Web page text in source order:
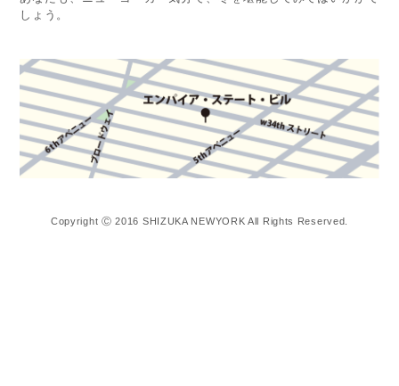
しょう。
Copyright Ⓒ 2016 SHIZUKA NEWYORK All Rights Reserved.